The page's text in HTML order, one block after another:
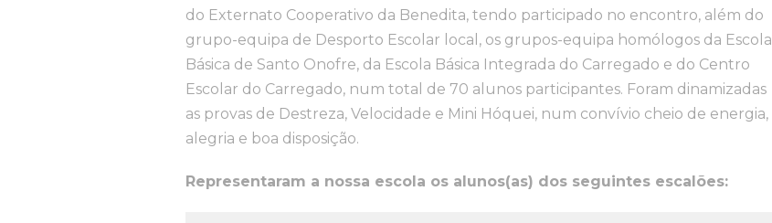
do Externato Cooperativo da Benedita, tendo participado no encontro, além do
grupo-equipa de Desporto Escolar local, os grupos-equipa homólogos da Escola
Básica de Santo Onofre, da Escola Básica Integrada do Carregado e do Centro
Escolar do Carregado, num total de 70 alunos participantes. Foram dinamizadas
as provas de Destreza, Velocidade e Mini Hóquei, num convívio cheio de energia,
alegria e boa disposição.
Representaram a nossa escola os alunos(as) dos seguintes escalões: